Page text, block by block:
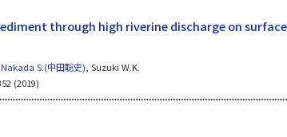
through high riverine discharge on
Nakada S.(中田聡史) , Suzuki W.K.
(2019)